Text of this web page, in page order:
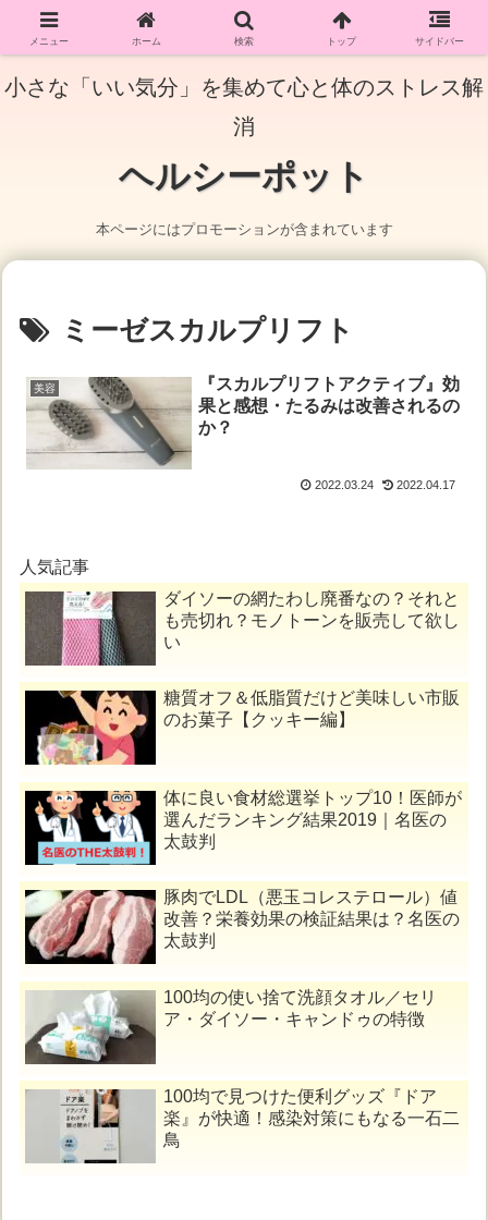
小さな「いい気分」を集めて心と体のストレス解
消
ヘルシーポット
本ページにはプロモーションが含まれています
ミーゼスカルプリフト
美容
『スカルプリフトアクティブ』効
果と感想・たるみは改善されるの
か？
2022.03.24 2022.04.17
人気記事
ダイソーの網たわし廃番なの？それと
も売切れ？モノトーンを販売して欲し
い
糖質オフ＆低脂質だけど美味しい市販
のお菓子【クッキー編】
体に良い食材総選挙トップ10！医師が
選んだランキング結果2019｜名医の
太鼓判
豚肉でLDL（悪玉コレステロール）値
改善？栄養効果の検証結果は？名医の
太鼓判
100均の使い捨て洗顔タオル／セリ
ア・ダイソー・キャンドゥの特徴
100均で見つけた便利グッズ『ドア
楽』が快適！感染対策にもなる一石二
鳥
メニュー ホーム 検索 トップ サイドバー